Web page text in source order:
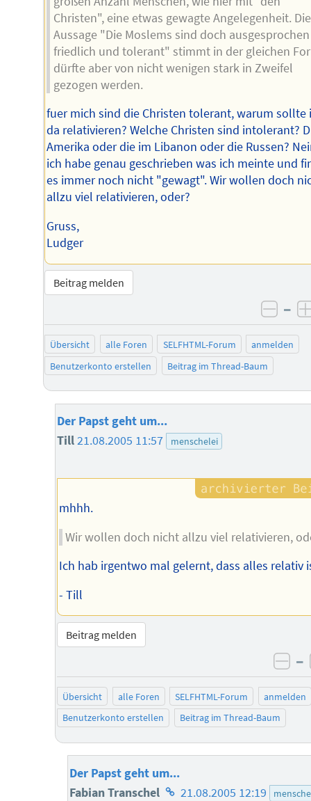
Christen", eine etwas gewagte Angelegenheit. Die
Aussage "Die Moslems sind doch ausgesprochen
friedlich und tolerant" stimmt in der gleichen
dürfte aber von nicht wenigen stark in Zweifel
gezogen werden.
fuer mich sind die Christen tolerant, warum sollte
da relativieren? Welche Christen sind intolerant?
Amerika oder die im Libanon oder die Russen?
ich habe genau geschrieben was ich meinte und
es immer noch nicht "gewagt". Wir wollen doch
allzu viel relativieren, oder?
Gruss,
Ludger
Beitrag melden
–
Übersicht alle Foren SELFHTML-Forum
anmelden
Benutzerkonto erstellen
Beitrag im Thread-Baum
Der Papst geht um...
Till21.08.2005 11:57 menschelei
mhhh.
Wir wollen doch nicht allzu viel relativieren,
Ich hab irgentwo mal gelernt, dass alles relativ
- Till
Beitrag melden
–
Übersicht alle Foren SELFHTML-Forum
anmelden
Benutzerkonto erstellen
Beitrag im Thread-Baum
Der Papst geht um...
Fabian Transchel Homepage
21.08.2005 12:19